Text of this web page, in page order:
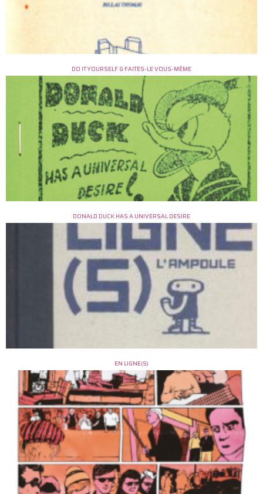
DO IT YOURSELF & FAITES-LE VOUS-MÊME
DONALD DUCK HAS A UNIVERSAL DESIRE
EN LIGNE(S)